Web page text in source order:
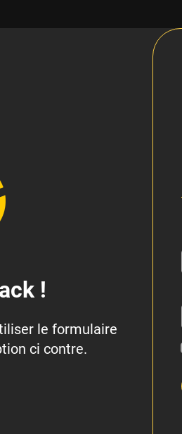
!
le formulaire
ci contre.